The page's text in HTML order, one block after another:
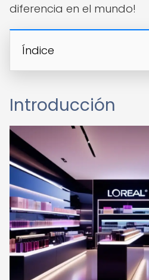
diferencia en el mundo!
Índice
Introducción